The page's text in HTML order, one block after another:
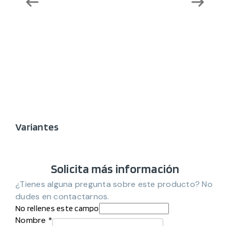
Variantes
Solicita más información
¿Tienes alguna pregunta sobre este producto? No
dudes en contactarnos.
No rellenes este campo
Nombre *